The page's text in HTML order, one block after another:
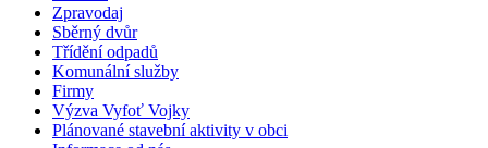
Zpravodaj
Sběrný dvůr
Třídění odpadů
Komunální služby
Firmy
Výzva Vyfoť Vojky
Plánované stavební aktivity v obci